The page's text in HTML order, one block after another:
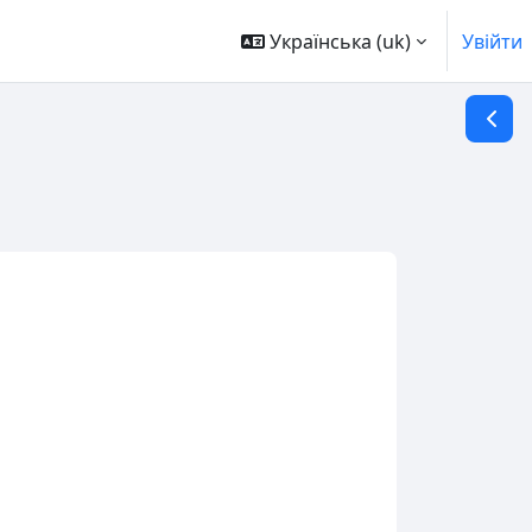
Українська ‎(uk)‎ Увійти